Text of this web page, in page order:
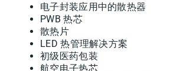
电子封装应用中的散热器
PWB 热芯
散热片
LED 热管理解决方案
初级医药包装
航空电子热芯